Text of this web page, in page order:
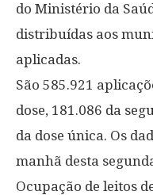
do Ministério da
distribuídas aos
aplicadas.
São 585.921
dose, 181.086 da
da dose única. Os
manhã desta
Ocupação de leitos